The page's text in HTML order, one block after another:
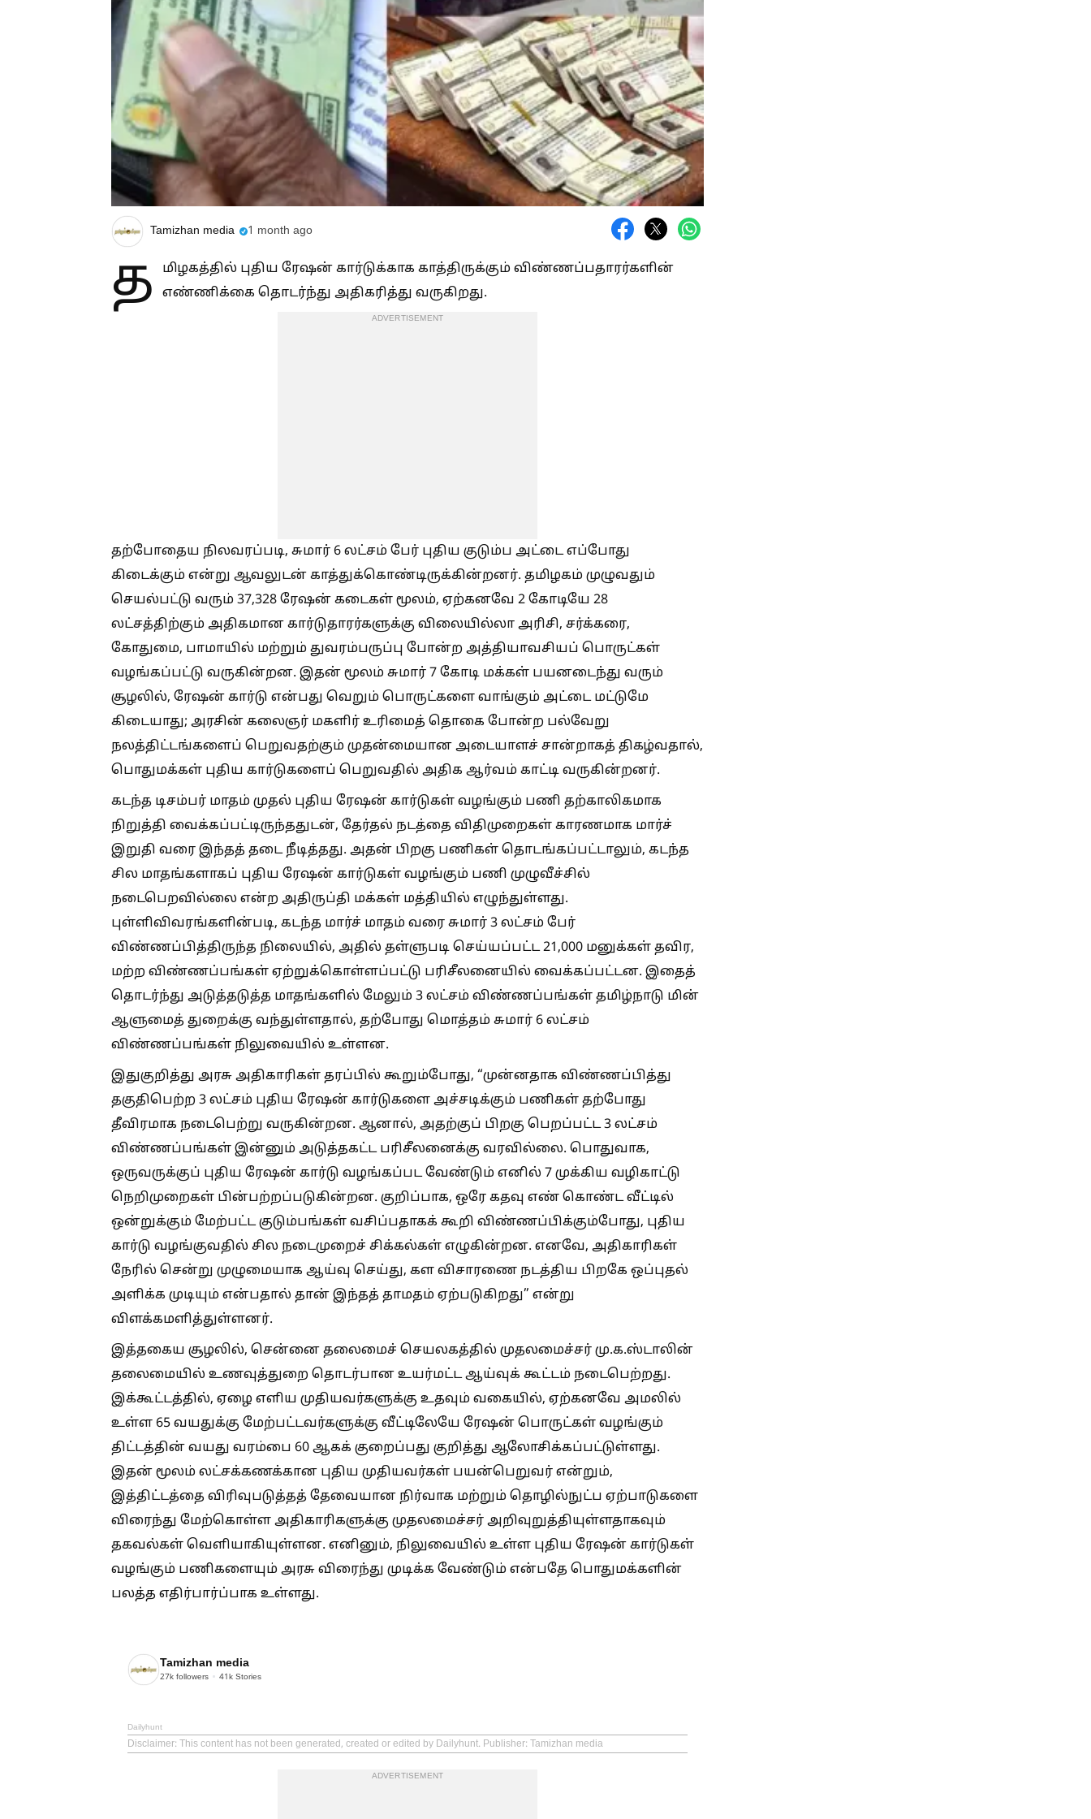
Tamizhan media 1 month ago
த
மிழகத்தில் புதிய ரேஷன் கார்டுக்காக காத்திருக்கும் விண்ணப்பதாரர்களின்
எண்ணிக்கை தொடர்ந்து அதிகரித்து வருகிறது.
ADVERTISEMENT
தற்போதைய நிலவரப்படி, சுமார் 6 லட்சம் பேர் புதிய குடும்ப அட்டை எப்போது
கிடைக்கும் என்று ஆவலுடன் காத்துக்கொண்டிருக்கின்றனர். தமிழகம் முழுவதும்
செயல்பட்டு வரும் 37,328 ரேஷன் கடைகள் மூலம், ஏற்கனவே 2 கோடியே 28
லட்சத்திற்கும் அதிகமான கார்டுதாரர்களுக்கு விலையில்லா அரிசி, சர்க்கரை,
கோதுமை, பாமாயில் மற்றும் துவரம்பருப்பு போன்ற அத்தியாவசியப் பொருட்கள்
வழங்கப்பட்டு வருகின்றன. இதன் மூலம் சுமார் 7 கோடி மக்கள் பயனடைந்து வரும்
சூழலில், ரேஷன் கார்டு என்பது வெறும் பொருட்களை வாங்கும் அட்டை மட்டுமே
கிடையாது; அரசின் கலைஞர் மகளிர் உரிமைத் தொகை போன்ற பல்வேறு
நலத்திட்டங்களைப் பெறுவதற்கும் முதன்மையான அடையாளச் சான்றாகத் திகழ்வதால்,
பொதுமக்கள் புதிய கார்டுகளைப் பெறுவதில் அதிக ஆர்வம் காட்டி வருகின்றனர்.
கடந்த டிசம்பர் மாதம் முதல் புதிய ரேஷன் கார்டுகள் வழங்கும் பணி தற்காலிகமாக
நிறுத்தி வைக்கப்பட்டிருந்ததுடன், தேர்தல் நடத்தை விதிமுறைகள் காரணமாக மார்ச்
இறுதி வரை இந்தத் தடை நீடித்தது. அதன் பிறகு பணிகள் தொடங்கப்பட்டாலும், கடந்த
சில மாதங்களாகப் புதிய ரேஷன் கார்டுகள் வழங்கும் பணி முழுவீச்சில்
நடைபெறவில்லை என்ற அதிருப்தி மக்கள் மத்தியில் எழுந்துள்ளது.
புள்ளிவிவரங்களின்படி, கடந்த மார்ச் மாதம் வரை சுமார் 3 லட்சம் பேர்
விண்ணப்பித்திருந்த நிலையில், அதில் தள்ளுபடி செய்யப்பட்ட 21,000 மனுக்கள் தவிர,
மற்ற விண்ணப்பங்கள் ஏற்றுக்கொள்ளப்பட்டு பரிசீலனையில் வைக்கப்பட்டன. இதைத்
தொடர்ந்து அடுத்தடுத்த மாதங்களில் மேலும் 3 லட்சம் விண்ணப்பங்கள் தமிழ்நாடு மின்
ஆளுமைத் துறைக்கு வந்துள்ளதால், தற்போது மொத்தம் சுமார் 6 லட்சம்
விண்ணப்பங்கள் நிலுவையில் உள்ளன.
இதுகுறித்து அரசு அதிகாரிகள் தரப்பில் கூறும்போது, “முன்னதாக விண்ணப்பித்து
தகுதிபெற்ற 3 லட்சம் புதிய ரேஷன் கார்டுகளை அச்சடிக்கும் பணிகள் தற்போது
தீவிரமாக நடைபெற்று வருகின்றன. ஆனால், அதற்குப் பிறகு பெறப்பட்ட 3 லட்சம்
விண்ணப்பங்கள் இன்னும் அடுத்தகட்ட பரிசீலனைக்கு வரவில்லை. பொதுவாக,
ஒருவருக்குப் புதிய ரேஷன் கார்டு வழங்கப்பட வேண்டும் எனில் 7 முக்கிய வழிகாட்டு
நெறிமுறைகள் பின்பற்றப்படுகின்றன. குறிப்பாக, ஒரே கதவு எண் கொண்ட வீட்டில்
ஒன்றுக்கும் மேற்பட்ட குடும்பங்கள் வசிப்பதாகக் கூறி விண்ணப்பிக்கும்போது, புதிய
கார்டு வழங்குவதில் சில நடைமுறைச் சிக்கல்கள் எழுகின்றன. எனவே, அதிகாரிகள்
நேரில் சென்று முழுமையாக ஆய்வு செய்து, கள விசாரணை நடத்திய பிறகே ஒப்புதல்
அளிக்க முடியும் என்பதால் தான் இந்தத் தாமதம் ஏற்படுகிறது” என்று
விளக்கமளித்துள்ளனர்.
இத்தகைய சூழலில், சென்னை தலைமைச் செயலகத்தில் முதலமைச்சர் மு.க.ஸ்டாலின்
தலைமையில் உணவுத்துறை தொடர்பான உயர்மட்ட ஆய்வுக் கூட்டம் நடைபெற்றது.
இக்கூட்டத்தில், ஏழை எளிய முதியவர்களுக்கு உதவும் வகையில், ஏற்கனவே அமலில்
உள்ள 65 வயதுக்கு மேற்பட்டவர்களுக்கு வீட்டிலேயே ரேஷன் பொருட்கள் வழங்கும்
திட்டத்தின் வயது வரம்பை 60 ஆகக் குறைப்பது குறித்து ஆலோசிக்கப்பட்டுள்ளது.
இதன் மூலம் லட்சக்கணக்கான புதிய முதியவர்கள் பயன்பெறுவர் என்றும்,
இத்திட்டத்தை விரிவுபடுத்தத் தேவையான நிர்வாக மற்றும் தொழில்நுட்ப ஏற்பாடுகளை
விரைந்து மேற்கொள்ள அதிகாரிகளுக்கு முதலமைச்சர் அறிவுறுத்தியுள்ளதாகவும்
தகவல்கள் வெளியாகியுள்ளன. எனினும், நிலுவையில் உள்ள புதிய ரேஷன் கார்டுகள்
வழங்கும் பணிகளையும் அரசு விரைந்து முடிக்க வேண்டும் என்பதே பொதுமக்களின்
பலத்த எதிர்பார்ப்பாக உள்ளது.
Tamizhan media
27k followers 41k Stories
Dailyhunt
Disclaimer: This content has not been generated, created or edited by Dailyhunt. Publisher: Tamizhan media
ADVERTISEMENT